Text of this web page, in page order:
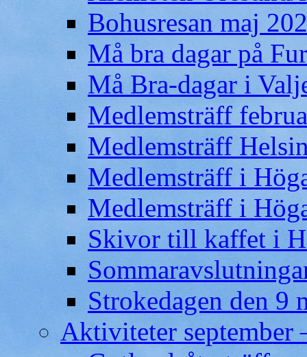
Bohusresan maj
Må bra dagar på
Må Bra-dagar i
Medlemsträff
Medlemsträff
Medlemsträff i
Medlemsträff i
Skivor till kaffet i
Strokedagen den 9
Aktiviteter september